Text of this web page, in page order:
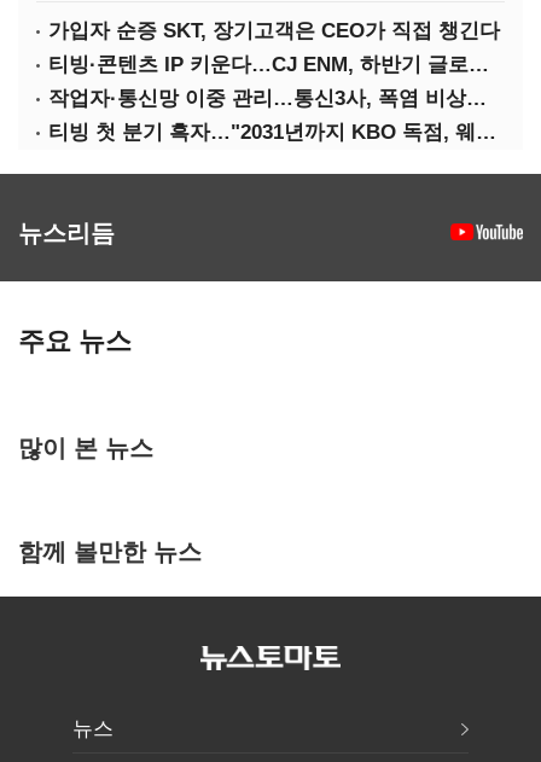
가입자 순증 SKT, 장기고객은 CEO가 직접 챙긴다
티빙·콘텐츠 IP 키운다…CJ ENM, 하반기 글로벌 확장 가속
작업자·통신망 이중 관리…통신3사, 폭염 비상대응 돌입
티빙 첫 분기 흑자…"2031년까지 KBO 독점, 웨이브 합병도 속도"
뉴스리듬
주요 뉴스
많이 본 뉴스
함께 볼만한 뉴스
뉴스